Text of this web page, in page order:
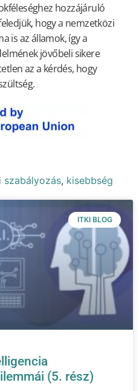
hozzájáruló
hogy a nemzetközi
is az államok, így a
jövőbeli sikere
az a kérdés, hogy
szabályozás, kisebbség
ITKI BLOG
(5. rész)